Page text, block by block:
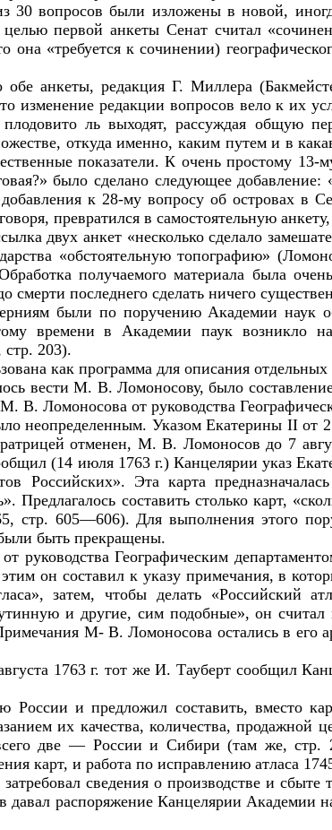
вопросов были изложены в новой,
первой анкеты Сенат считал
«требуется к сочинении)
анкеты, редакция Г. Миллера
изменение редакции вопросов вело к
ль выходят, рассуждая общую
откуда именно, каким путем и в
показатели. К очень простому 13-
было сделано следующее
к 28-му вопросу об островах в
превратился в самостоятельную
двух анкет «несколько сделало
«обстоятельную топографию»
получаемого материала была
последнего сделать ничего
были по поручению Академии
времени в Академии паук возникло
203).
как программа для описания
вести М. В. Ломоносову, было
В. Ломоносова от руководства
неопределенным. Указом Екатерины IIот 2
отменен, М. В. Ломоносов до 7
(14 июля 1763 г.) Канцелярии указ
Российских». Эта карта
составить столько карт,
стр. 605—606). Для выполнения этого
быть прекращены.
руководства Географическим
он составил к указу примечания, в
затем, чтобы делать
и другие, сим подобные», он
М- В. Ломоносова остались в его
1763 г. тот же И. Тауберт сообщил
и предложил составить, вместо
их качества, количества, продажной
две — России и Сибири (там же, стр.
карт, и работа по исправлению атласа
сведения о производстве и
распоряжение Канцелярии Академии